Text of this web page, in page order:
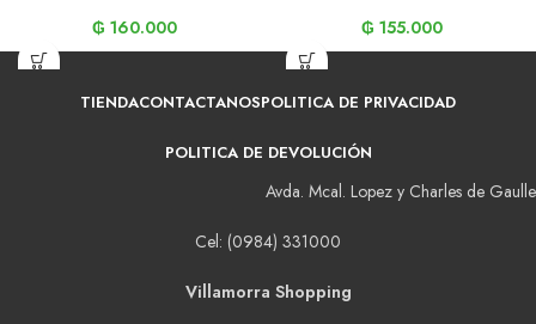
₲ 160.000 ₲ 155.000
TIENDACONTACTANOSPOLITICA DE PRIVACIDAD
POLITICA DE DEVOLUCIÓN
Avda. Mcal. Lopez y Charles de Gaulle
Cel: (0984) 331000
Villamorra Shopping